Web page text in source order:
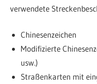
verwendete
Chinesenzeichen
Modifizierte
usw.)
Straßenkarten mit